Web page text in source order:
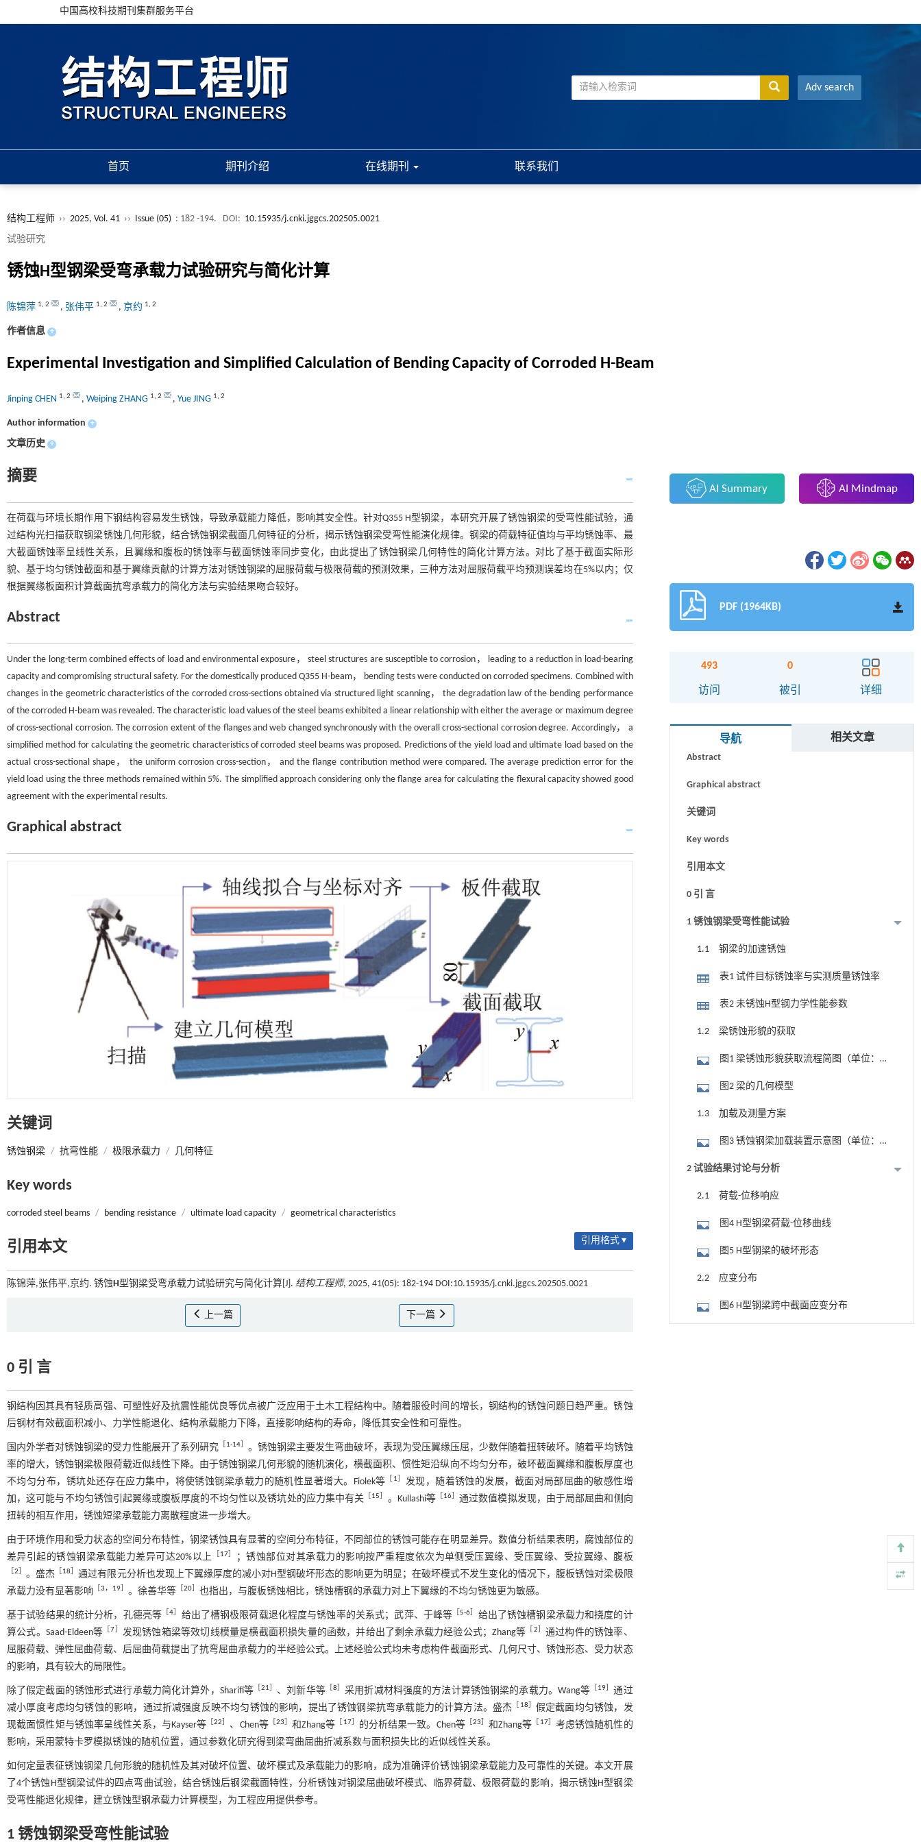
中国高校科技期刊集群服务平台
Adv search
首页 期刊介绍 在线期刊 联系我们
结构工程师 ›› 2025, Vol. 41 ›› Issue (05) : 182 -194. DOI: 10.15935/j.cnki.jggcs.202505.0021
试验研究
锈蚀H型钢梁受弯承载力试验研究与简化计算
陈锦萍 1, 2 , 张伟平 1, 2 , 京约 1, 2
作者信息 +
Experimental Investigation and Simplified Calculation of Bending Capacity of Corroded H-Beam
Jinping CHEN 1, 2 , Weiping ZHANG 1, 2 , Yue JING 1, 2
Author information +
文章历史 +
摘要
在荷载与环境长期作用下钢结构容易发生锈蚀，导致承载能力降低，影响其安全性。针对Q355 H型钢梁，本研究开展了锈蚀钢梁的受弯性能试验，通
过结构光扫描获取钢梁锈蚀几何形貌，结合锈蚀钢梁截面几何特征的分析，揭示锈蚀钢梁受弯性能演化规律。钢梁的荷载特征值均与平均锈蚀率、最
大截面锈蚀率呈线性关系，且翼缘和腹板的锈蚀率与截面锈蚀率同步变化，由此提出了锈蚀钢梁几何特性的简化计算方法。对比了基于截面实际形
貌、基于均匀锈蚀截面和基于翼缘贡献的计算方法对锈蚀钢梁的屈服荷载与极限荷载的预测效果，三种方法对屈服荷载平均预测误差均在5%以内；仅
根据翼缘板面积计算截面抗弯承载力的简化方法与实验结果吻合较好。
Abstract
Under the long-term combined effects of load and environmental exposure， steel structures are susceptible to corrosion， leading to a reduction in load-bearing
capacity and compromising structural safety. For the domestically produced Q355 H-beam， bending tests were conducted on corroded specimens. Combined with
changes in the geometric characteristics of the corroded cross-sections obtained via structured light scanning， the degradation law of the bending performance
of the corroded H-beam was revealed. The characteristic load values of the steel beams exhibited a linear relationship with either the average or maximum degree
of cross-sectional corrosion. The corrosion extent of the flanges and web changed synchronously with the overall cross-sectional corrosion degree. Accordingly， a
simplified method for calculating the geometric characteristics of corroded steel beams was proposed. Predictions of the yield load and ultimate load based on the
actual cross-sectional shape， the uniform corrosion cross-section， and the flange contribution method were compared. The average prediction error for the
yield load using the three methods remained within 5%. The simplified approach considering only the flange area for calculating the flexural capacity showed good
agreement with the experimental results.
Graphical abstract
关键词
锈蚀钢梁 / 抗弯性能 / 极限承载力 / 几何特征
Key words
corroded steel beams / bending resistance / ultimate load capacity / geometrical characteristics
引用本文 引用格式 ▾
陈锦萍,张伟平,京约. 锈蚀 H 型钢梁受弯承载力试验研究与简化计算[J]. 结构工程师, 2025, 41(05): 182-194 DOI:10.15935/j.cnki.jggcs.202505.0021
上一篇 下一篇
0 引 言
钢结构因其具有轻质高强、可塑性好及抗震性能优良等优点被广泛应用于土木工程结构中。随着服役时间的增长，钢结构的锈蚀问题日趋严重。锈蚀
后钢材有效截面积减小、力学性能退化、结构承载能力下降，直接影响结构的寿命，降低其安全性和可靠性。
国内外学者对锈蚀钢梁的受力性能展开了系列研究 1-14］ 。锈蚀钢梁主要发生弯曲破坏，表现为受压翼缘压屈，少数伴随着扭转破坏。随着平均锈蚀
率的增大，锈蚀钢梁极限荷载近似线性下降。由于锈蚀钢梁几何形貌的随机演化，横截面积、惯性矩沿纵向不均匀分布，破坏截面翼缘和腹板厚度也
不均匀分布，锈坑处还存在应力集中，将使锈蚀钢梁承载力的随机性显著增大。Fiolek等
1
发现，随着锈蚀的发展，截面对局部屈曲的敏感性增
加，这可能与不均匀锈蚀引起翼缘或腹板厚度的不均匀性以及锈坑处的应力集中有关
15 。Kullashi等［ 16］通过数值模拟发现，由于局部屈曲和侧向
扭转的相互作用，锈蚀短梁承载能力离散程度进一步增大。
由于环境作用和受力状态的空间分布特性，钢梁锈蚀具有显著的空间分布特征，不同部位的锈蚀可能存在明显差异。数值分析结果表明，腐蚀部位的
差异引起的锈蚀钢梁承载能力差异可达20%以上
17 ；锈蚀部位对其承载力的影响按严重程度依次为单侧受压翼缘、受压翼缘、受拉翼缘、腹板
［2 。盛杰 18 ］通过有限元分析也发现上下翼缘厚度的减小对H型钢破坏形态的影响更为明显；在破坏模式不发生变化的情况下，腹板锈蚀对梁极限
承载力没有显著影响
3， 19 。徐善华等 20 也指出，与腹板锈蚀相比，锈蚀槽钢的承载力对上下翼缘的不均匀锈蚀更为敏感。
基于试验结果的统计分析，孔德亮等 ［4 给出了槽钢极限荷载退化程度与锈蚀率的关系式；武萍、于峰等 ［5-6
给出了锈蚀槽钢梁承载力和挠度的计
算公式。Saad-Eldeen等 ［7 发现锈蚀箱梁等效切线模量是横截面积损失量的函数，并给出了剩余承载力经验公式；Zhang等 2 ］通过构件的锈蚀率、
屈服荷载、弹性屈曲荷载、后屈曲荷载提出了抗弯屈曲承载力的半经验公式。上述经验公式均未考虑构件截面形式、几何尺寸、锈蚀形态、受力状态
的影响，具有较大的局限性。
除了假定截面的锈蚀形式进行承载力简化计算外，Sharifi等［ 21 、刘新华等［ 8 采用折减材料强度的方法计算锈蚀钢梁的承载力。Wang等 19 ］通过
减小厚度考虑均匀锈蚀的影响，通过折减强度反映不均匀锈蚀的影响，提出了锈蚀钢梁抗弯承载能力的计算方法。盛杰
18
假定截面均匀锈蚀，发
现截面惯性矩与锈蚀率呈线性关系，与Kayser等 ［22 、Chen等［ 23 ］和Zhang等 17］ 的分析结果一致。Chen等［ 23 ］和Zhang等 17］ 考虑锈蚀随机性的
影响，采用蒙特卡罗模拟锈蚀的随机位置，通过参数化研究得到梁弯曲屈曲折减系数与面积损失比的近似线性关系。
如何定量表征锈蚀钢梁几何形貌的随机性及其对破坏位置、破坏模式及承载能力的影响，成为准确评价锈蚀钢梁承载能力及可靠性的关键。本文开展
了4个锈蚀H型钢梁试件的四点弯曲试验，结合锈蚀后钢梁截面特性，分析锈蚀对钢梁屈曲破坏模式、临界荷载、极限荷载的影响，揭示锈蚀H型钢梁
受弯性能退化规律，建立锈蚀型钢承载力计算模型，为工程应用提供参考。
1 锈蚀钢梁受弯性能试验
AI Summary AI Mindmap
PDF (1964KB)
493
访问
0
被引 详细
导航 相关文章
Abstract
Graphical abstract
关键词
Key words
引用本文
0 引 言
1 锈蚀钢梁受弯性能试验
1.1 钢梁的加速锈蚀
表1 试件目标锈蚀率与实测质量锈蚀率
表2 未锈蚀H型钢力学性能参数
1.2 梁锈蚀形貌的获取
图1 梁锈蚀形貌获取流程简图（单位：
图2 梁的几何模型
1.3 加载及测量方案
图3 锈蚀钢梁加载装置示意图（单位：
mm）
2 试验结果讨论与分析
2.1 荷载-位移响应
图4 H型钢梁荷载-位移曲线
图5 H型钢梁的破坏形态
2.2 应变分布
图6 H型钢梁跨中截面应变分布